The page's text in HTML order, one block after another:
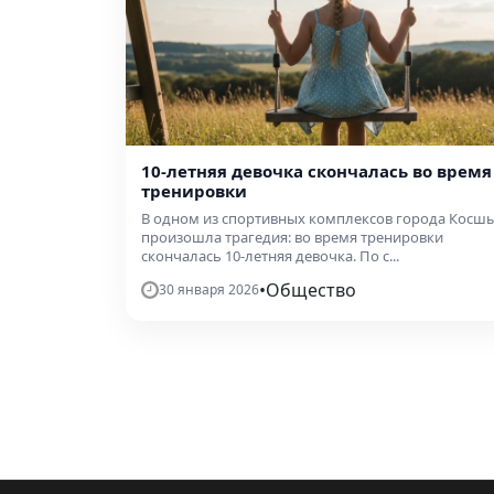
10-летняя девочка скончалась во время
тренировки
В одном из спортивных комплексов города
произошла трагедия: во время тренировки
скончалась 10-летняя девочка. По с...
30 января 2026•Общество